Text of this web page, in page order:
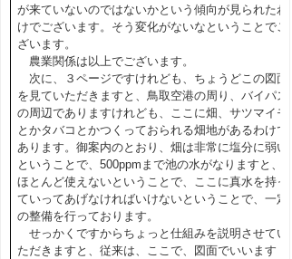
が来ていないのではないかという傾向が見られたわ
けでございます。そう変化がないなということでご
ざいます。
農業関係は以上でございます。
次に、３ページですけれども、ちょうどこの図面
を見ていただきますと、鳥取空港の周り、バイパス
の周辺でありますけれども、ここに畑、サツマイモ
とかタバコとかつくっておられる畑地があるわけで
あります。御案内のとおり、畑は非常に塩分に弱い
ということで、500ppmまで池の水がなりますと、
ほとんど使えないということで、ここに真水を持っ
ていってあげなければいけないということで、一定
の整備を行っております。
せっかくですからちょっと仕組みを説明させてい
ただきますと、従来は、ここで、図面でいいます